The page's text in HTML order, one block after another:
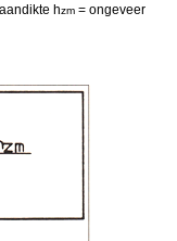
hzm = ongeveer